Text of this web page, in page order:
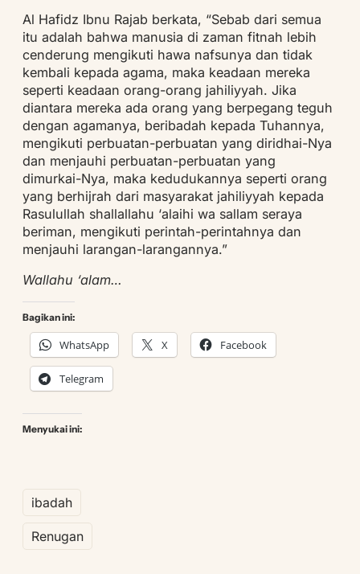
Al Hafidz Ibnu Rajab berkata, “Sebab dari semua
itu adalah bahwa manusia di zaman fitnah lebih
cenderung mengikuti hawa nafsunya dan tidak
kembali kepada agama, maka keadaan mereka
seperti keadaan orang-orang jahiliyyah. Jika
diantara mereka ada orang yang berpegang teguh
dengan agamanya, beribadah kepada Tuhannya,
mengikuti perbuatan-perbuatan yang diridhai-Nya
dan menjauhi perbuatan-perbuatan yang
dimurkai-Nya, maka kedudukannya seperti orang
yang berhijrah dari masyarakat jahiliyyah kepada
Rasulullah shallallahu ‘alaihi wa sallam seraya
beriman, mengikuti perintah-perintahnya dan
menjauhi larangan-larangannya.”
Wallahu ‘alam…
Bagikan ini:
WhatsApp X Facebook
Telegram
Menyukai ini:
ibadah
Renugan